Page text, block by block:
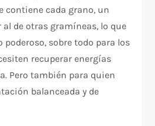
contiene cada grano, un
de otras gramíneas, lo que
sobre todo para los
recuperar energías
Pero también para quien
balanceada y de